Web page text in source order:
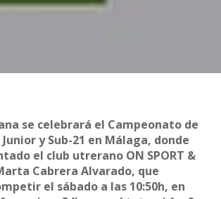
se celebrará el Campeonato de
y Sub-21 en Málaga, donde
el club utrerano ON SPORT &
Cabrera Alvarado, que
el sábado a las 10:50h, en